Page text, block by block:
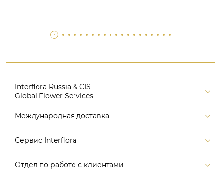
Interflora Russia & CIS
Global Flower Services
Версия для печати
Поиск
Международная доставка
Россия
Европа
Сервис Interflora
Заказ и оплата
Отдел по работе с клиентами